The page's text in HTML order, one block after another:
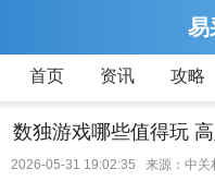
易
首页 资讯 攻略
数独游戏哪些值得玩
2026-05-31 19:02:35 来源：中关